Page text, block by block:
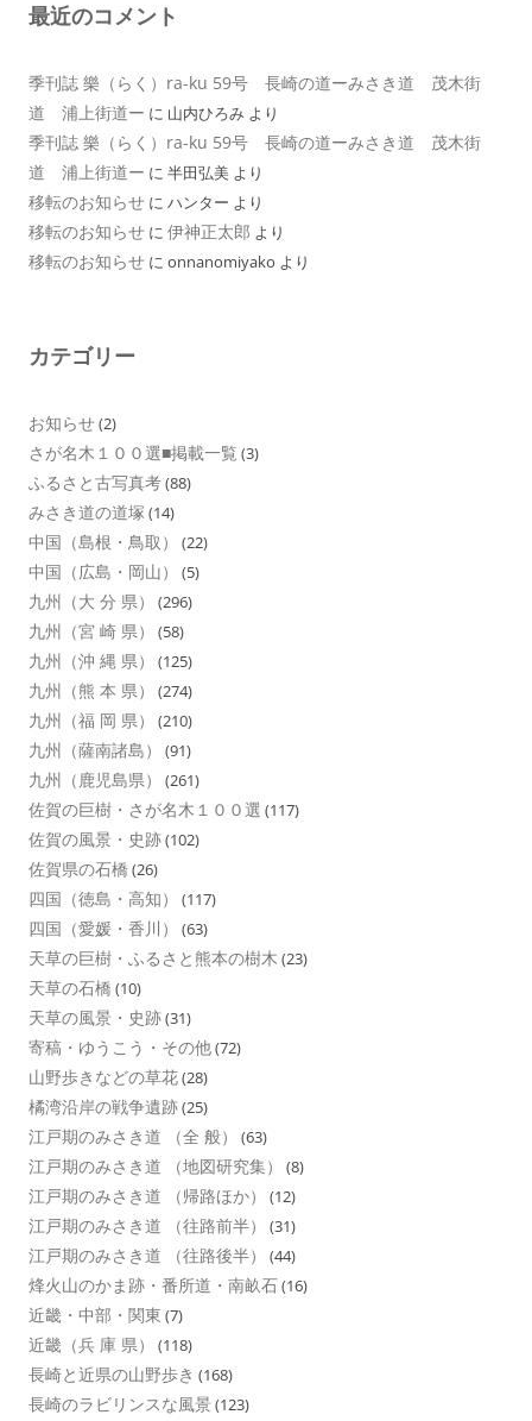
最近のコメント
季刊誌 樂（らく）ra-ku 59号 長崎の道ーみさき道 茂木街
道 浦上街道ー に 山内ひろみ より
季刊誌 樂（らく）ra-ku 59号 長崎の道ーみさき道 茂木街
道 浦上街道ー に 半田弘美 より
移転のお知らせ に ハンター より
移転のお知らせ に 伊神正太郎 より
移転のお知らせ に onnanomiyako より
カテゴリー
お知らせ(2)
さが名木１００選■掲載一覧 (3)
ふるさと古写真考(88)
みさき道の道塚 (14)
中国（島根・鳥取） (22)
中国（広島・岡山） (5)
九州（大 分 県） (296)
九州（宮 崎 県） (58)
九州（沖 縄 県） (125)
九州（熊 本 県） (274)
九州（福 岡 県） (210)
九州（薩南諸島） (91)
九州（鹿児島県） (261)
佐賀の巨樹・さが名木１００選 (117)
佐賀の風景・史跡(102)
佐賀県の石橋 (26)
四国（徳島・高知） (117)
四国（愛媛・香川） (63)
天草の巨樹・ふるさと熊本の樹木 (23)
天草の石橋 (10)
天草の風景・史跡(31)
寄稿・ゆうこう・その他(72)
山野歩きなどの草花(28)
橘湾沿岸の戦争遺跡(25)
江戸期のみさき道 （全 般） (63)
江戸期のみさき道 （地図研究集） (8)
江戸期のみさき道 （帰路ほか） (12)
江戸期のみさき道 （往路前半） (31)
江戸期のみさき道 （往路後半） (44)
烽火山のかま跡・番所道・南畝石(16)
近畿・中部・関東 (7)
近畿（兵 庫 県） (118)
長崎と近県の山野歩き (168)
長崎のラビリンスな風景 (123)